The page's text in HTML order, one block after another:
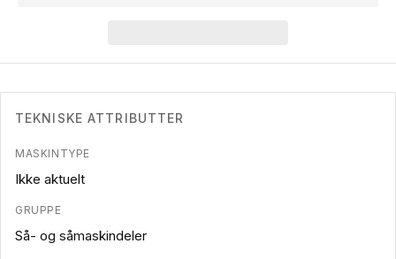
TEKNISKE ATTRIBUTTER
MASKINTYPE
Ikke aktuelt
GRUPPE
Så- og såmaskindeler